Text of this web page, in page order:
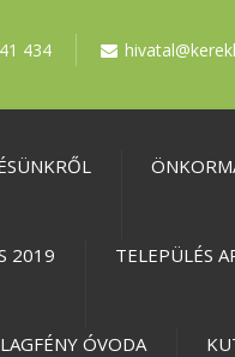
434
2019 TELEPÜLÉS
ÓVODA